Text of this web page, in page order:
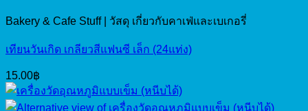
Bakery & Cafe Stuff | วัสดุ เกี่ยวกับคาเฟ่และเบเกอรี่
เทียนวันเกิด เกลียวสีแฟนซี เล็ก (24แท่ง)
15.00฿